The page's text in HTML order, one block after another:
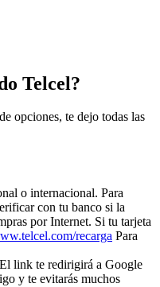
Telcel?
opciones, te dejo todas las
o internacional. Para
con tu banco si la
por Internet. Si tu tarjeta
recarga Para
link te redirigirá a Google
y te evitarás muchos